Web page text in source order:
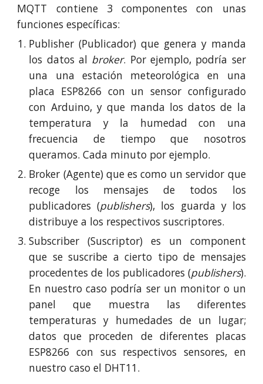
MQTT contiene 3 componentes con unas
funciones específicas:
Publisher (Publicador) que genera y manda
los datos al broker. Por ejemplo, podría ser
una una estación meteorológica en una
placa ESP8266 con un sensor configurado
con Arduino, y que manda los datos de la
temperatura y la humedad con una
frecuencia de tiempo que nosotros
queramos. Cada minuto por ejemplo.
Broker (Agente) que es como un servidor que
recoge los mensajes de todos los
publicadores (publishers), los guarda y los
distribuye a los respectivos suscriptores.
Subscriber (Suscriptor) es un component
que se suscribe a cierto tipo de mensajes
procedentes de los publicadores (publishers).
En nuestro caso podría ser un monitor o un
panel que muestra las diferentes
temperaturas y humedades de un lugar;
datos que proceden de diferentes placas
ESP8266 con sus respectivos sensores, en
nuestro caso el DHT11.